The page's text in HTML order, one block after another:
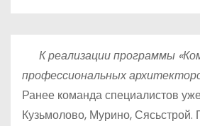
К реализации программы
профессиональных
Ранее команда специалистов
Кузьмолово, Мурино,